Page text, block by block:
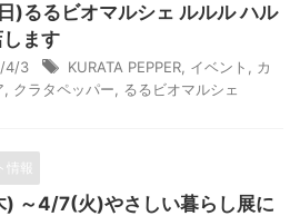
)るるビオマルシェ ルルル ハル
ます
4/3 KURATA PEPPER イベント
カ
クラタペッパー るるビオマルシェ
情報
～4/7(火)やさしい暮らし展に